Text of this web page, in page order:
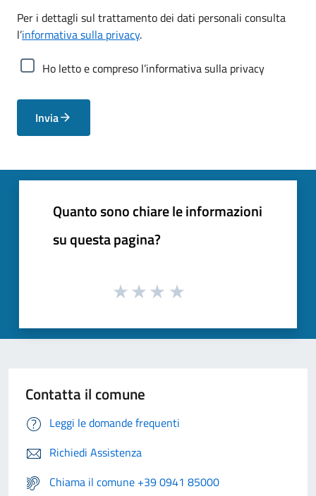
Per i dettagli sul trattamento dei dati personali consulta
l’informativa sulla privacy.
Ho letto e compreso l’informativa sulla privacy
Invia
Quanto sono chiare le informazioni
su questa pagina?
Contatta il comune
Leggi le domande frequenti
Richiedi Assistenza
Chiama il comune +39 0941 85000